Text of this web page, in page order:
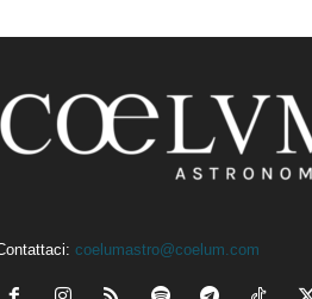
coelumastro@coelum.com